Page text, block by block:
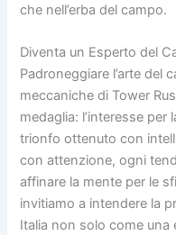
che nell’erba del campo.
Diventa un Esperto del
Padroneggiare l’arte del
meccaniche di Tower
medaglia: l’interesse per
trionfo ottenuto con
con attenzione, ogni
affinare la mente per le
invitiamo a intendere la
Italia non solo come una